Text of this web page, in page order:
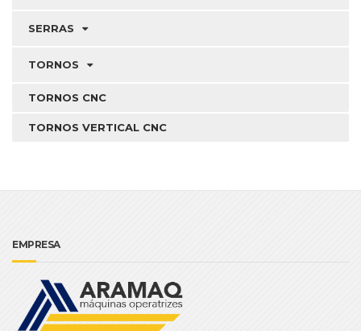
SERRAS
TORNOS
TORNOS CNC
TORNOS VERTICAL CNC
EMPRESA